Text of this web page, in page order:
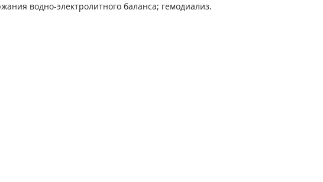
водно-электролитного баланса; гемодиализ.